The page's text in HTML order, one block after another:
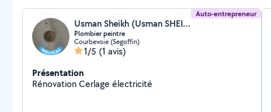
Auto-entrepreneur
Usman Sheikh (Usman SHEIKH)
Plombier peintre
Courbevoie (Segoffin)
1/5 (1 avis)
Présentation
Rénovation Cerlage électricité